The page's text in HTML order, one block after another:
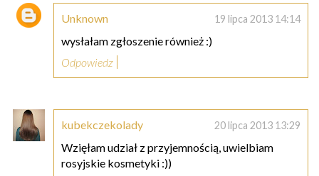
Unknown 19 lipca 2013 14:14
wysłałam zgłoszenie również :)
Odpowiedz
kubekczekolady 20 lipca 2013 13:29
Wzięłam udział z przyjemnością, uwielbiam
rosyjskie kosmetyki :))